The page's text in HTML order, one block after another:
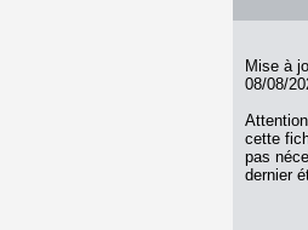
Mise à
08/08/
cette
pas
dernier